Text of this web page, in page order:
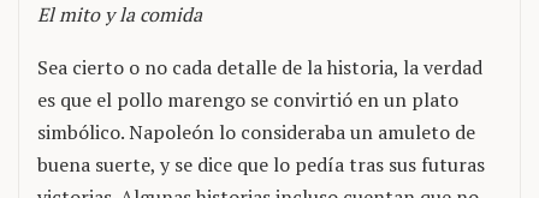
El mito y la comida
Sea cierto o no cada detalle de la historia, la verdad
es que el pollo marengo se convirtió en un plato
simbólico. Napoleón lo consideraba un amuleto de
buena suerte, y se dice que lo pedía tras sus futuras